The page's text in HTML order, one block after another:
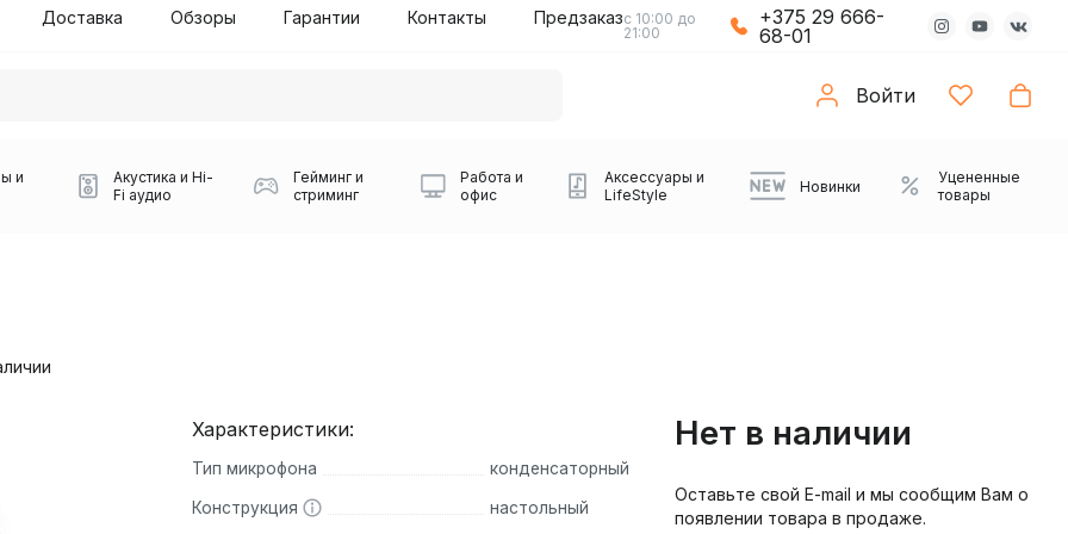
2-й этаж, 10
Доставка Обзоры Гарантии Контакты Предзаказс 10:00 до
21:00
+375 29 666-
68-01
Войти
Игровые наушники Беспроводные колонки Плееры Аудиоинтерфейсы
и
Микрофоны BOYA
Виниловые
проигрыватели
Звуковые карты
Акустика и Hi-
Fi аудио
Портативные колонки Partybox
Саундбары
Гейминг и
стриминг
Игровые мыши Logitech Компьютерные колонки Веб-камеры
Работа и
офис
Наборы периферии Коврики для мыши Коврики с подсветкой Проекторы
Аксессуары и
LifeStyle
USB Type-C адаптеры Зарядные устройства Транспорт
Новинки
Уцененные
товары
Характеристики:
Тип микрофона конденсаторный
Конструкция настольный
Нет в наличии
Оставьте свой E-mail и мы сообщим Вам о
появлении товара в продаже.